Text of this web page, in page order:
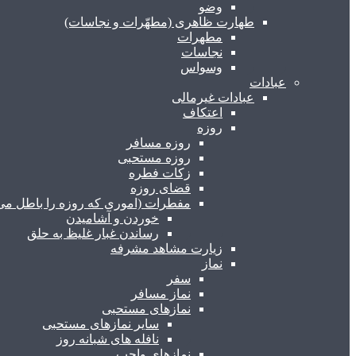
وضو
طهارت ظاهری (مطهّرات و نجاسات)
مطهرات
نجاسات
وسواس
عبادات
عبادات غیرمالی
اعتکاف
روزه
روزه مسافر
روزه مستحبی
زکات فطره
قضای روزه
مفطرات (اموری که روزه را باطل
خوردن و آشامیدن
رساندن غبار غلیظ به حلق
زیارت مشاهد مشرفه
نماز
سفر
نماز مسافر
نمازهای مستحبی
سایر نمازهای مستحبی
نافله های شبانه روز